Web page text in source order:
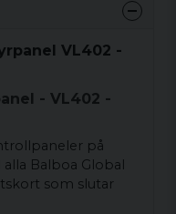
VL402 -
- VL402 -
på
Balboa Global
som slutar